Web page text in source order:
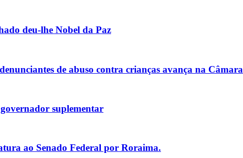
deu-lhe Nobel da Paz
de abuso contra crianças avança na Câmara
suplementar
ao Senado Federal por Roraima.